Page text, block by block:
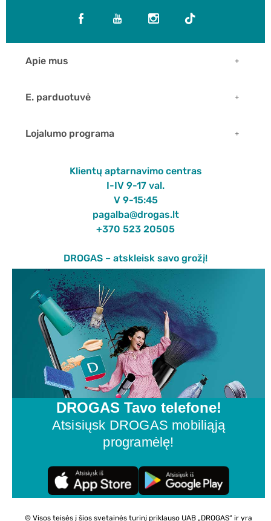
Apie mus
E. parduotuvė
Lojalumo programa
Klientų aptarnavimo centras
I-IV 9-17 val.
V 9-15:45
pagalba@drogas.lt
+370 523 20505
DROGAS – atskleisk savo grožį!
DROGAS Tavo telefone!
Atsisiųsk DROGAS mobiliąją
programėlę!
© Visos teisės į šios svetainės turinį priklauso UAB „DROGAS“ ir yra